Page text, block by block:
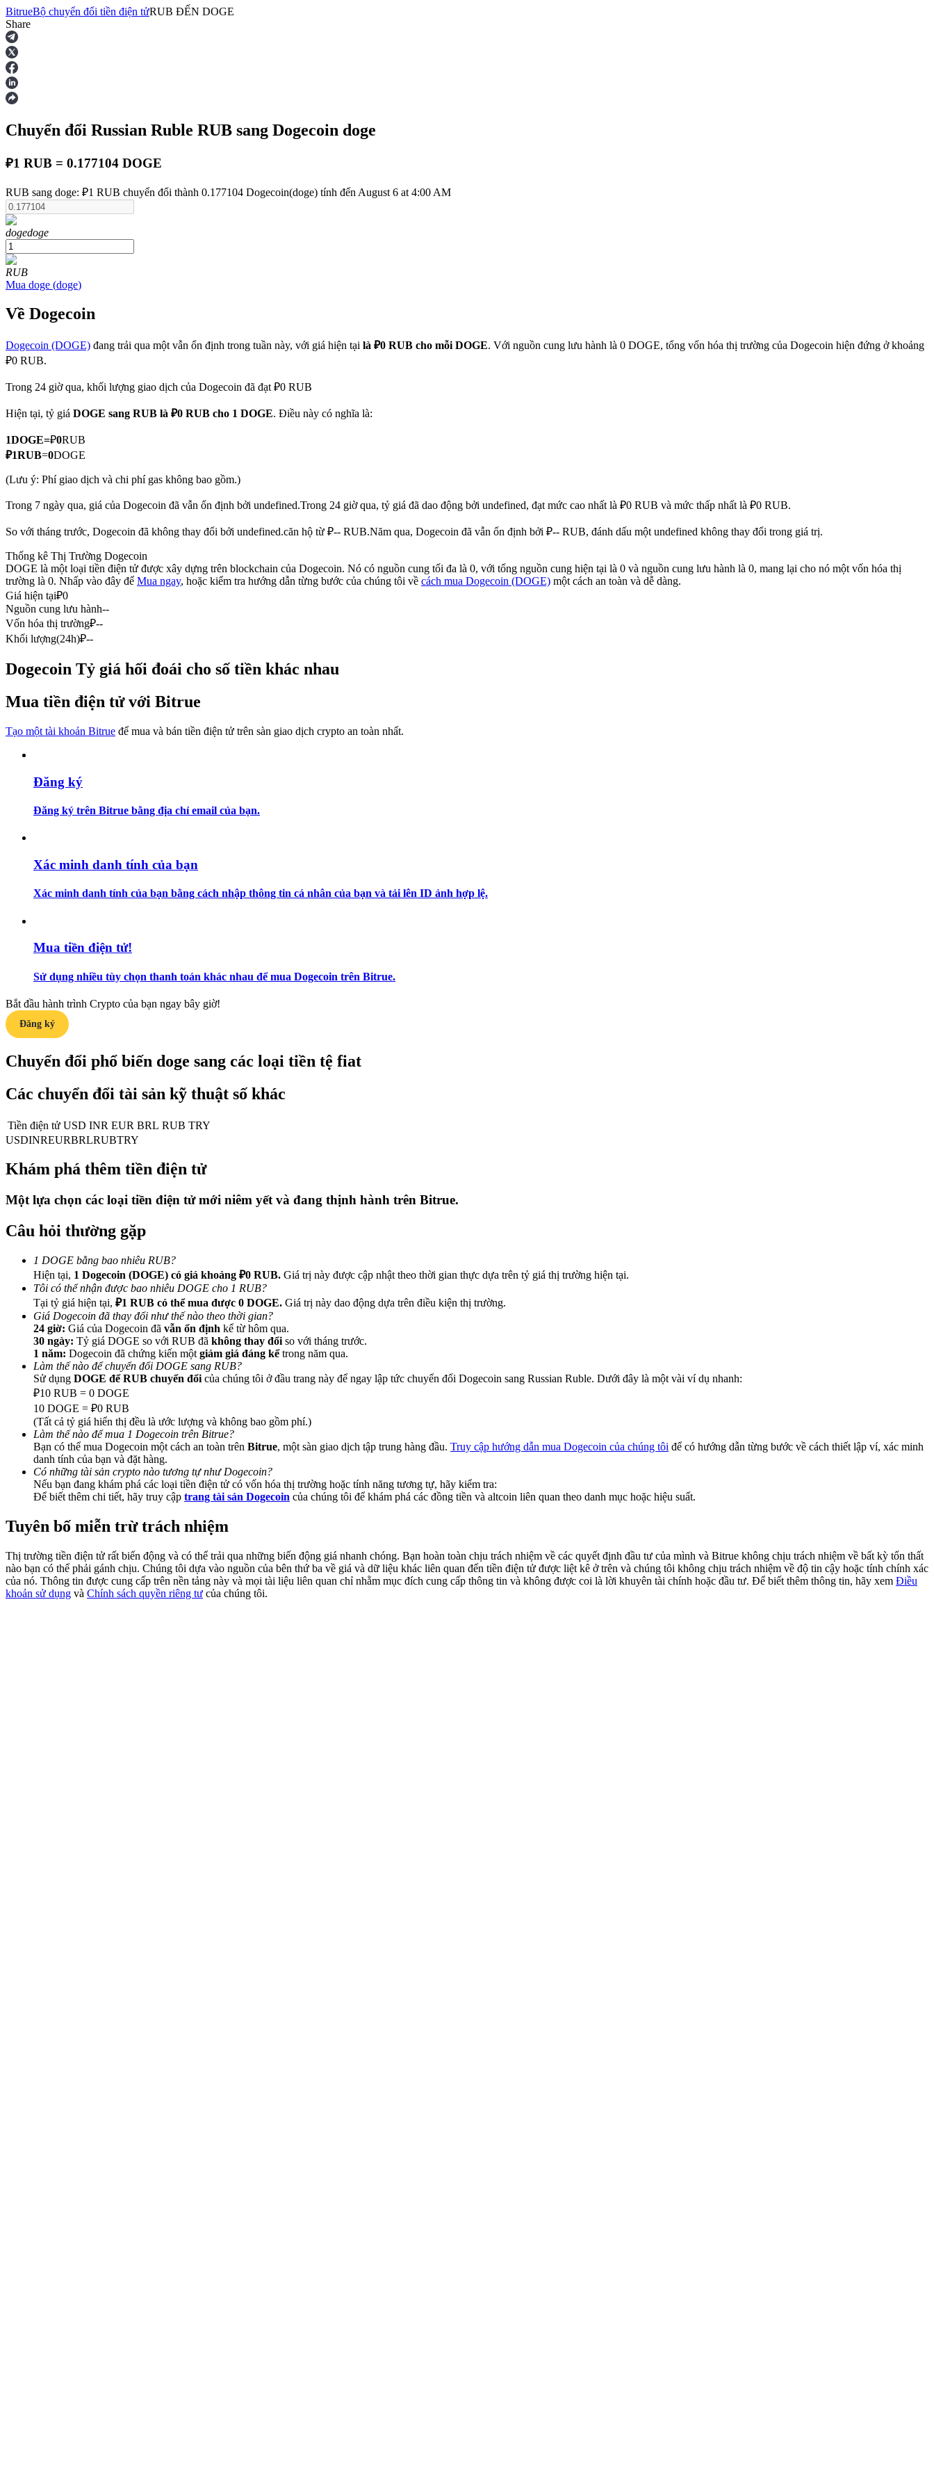
Hợp đồng tương lai
USDT Futures
Futures sử dụng USDT làm tài sản thế chấp
TradFi
Phái sinh cổ phiếu, ngoại hối, kim loại quý và hàng hóa
USDC Futures vĩnh cửu
Futures sử dụng USDC làm tài sản thế chấp
Sao chép Giao dịch
Tham gia cùng các nhà giao dịch hàng đầu
Trở thành Nhà giao dịch Sao chép
Phân tích dữ liệu lớn bao gồm thông tin giao dịch, v.v.
Hướng dẫn
Hướng dẫn giao dịch Spot
Chiến lược giao dịch
Học cách duy trì lợi nhuận
Earn
BitrueBộ chuyển đổi tiền điện tửRUB ĐẾN DOGE
Share
Chuyển đổi Russian Ruble RUB sang Dogecoin doge
₽1 RUB = 0.177104 DOGE
RUB sang doge: ₽1 RUB chuyển đổi thành 0.177104 Dogecoin(doge) tính đến August 6 at 4:00 AM
dogedoge
RUB
Mua doge (doge)
Về Dogecoin
Dogecoin (DOGE) đang trải qua một vẫn ổn định trong tuần này, với giá hiện tại là ₽0 RUB cho mỗi DOGE. Với nguồn cung lưu hành là 0 DOGE, tổng vốn hóa thị trường của Dogecoin hiện đứng ở khoảng
₽0 RUB.
Trong 24 giờ qua, khối lượng giao dịch của Dogecoin đã đạt ₽0 RUB
Hiện tại, tỷ giá DOGE sang RUB là ₽0 RUB cho 1 DOGE. Điều này có nghĩa là:
1DOGE=₽0RUB
₽1RUB=0DOGE
(Lưu ý: Phí giao dịch và chi phí gas không bao gồm.)
Trong 7 ngày qua, giá của Dogecoin đã vẫn ổn định bởi undefined.Trong 24 giờ qua, tỷ giá đã dao động bởi undefined, đạt mức cao nhất là ₽0 RUB và mức thấp nhất là ₽0 RUB.
So với tháng trước, Dogecoin đã không thay đổi bởi undefined.căn hộ từ ₽-- RUB.Năm qua, Dogecoin đã vẫn ổn định bởi ₽-- RUB, đánh dấu một undefined không thay đổi trong giá trị.
Thống kê Thị Trường Dogecoin
DOGE là một loại tiền điện tử được xây dựng trên blockchain của Dogecoin. Nó có nguồn cung tối đa là 0, với tổng nguồn cung hiện tại là 0 và nguồn cung lưu hành là 0, mang lại cho nó một vốn hóa thị
trường là 0. Nhấp vào đây để Mua ngay, hoặc kiểm tra hướng dẫn từng bước của chúng tôi về cách mua Dogecoin (DOGE) một cách an toàn và dễ dàng.
Giá hiện tại₽0
Nguồn cung lưu hành--
Vốn hóa thị trường₽--
Khối lượng(24h)₽--
Dogecoin Tỷ giá hối đoái cho số tiền khác nhau
Mua tiền điện tử với Bitrue
Tạo một tài khoản Bitrue để mua và bán tiền điện tử trên sàn giao dịch crypto an toàn nhất.
Đăng ký
Đăng ký trên Bitrue bằng địa chỉ email của bạn.
Xác minh danh tính của bạn
Xác minh danh tính của bạn bằng cách nhập thông tin cá nhân của bạn và tải lên ID ảnh hợp lệ.
Mua tiền điện tử!
Sử dụng nhiều tùy chọn thanh toán khác nhau để mua Dogecoin trên Bitrue.
Bắt đầu hành trình Crypto của bạn ngay bây giờ!
Đăng ký
Chuyển đổi phổ biến doge sang các loại tiền tệ fiat
Các chuyển đổi tài sản kỹ thuật số khác
Tiền điện tử USD INR EUR BRL RUB TRY
USDINREURBRLRUBTRY
Khám phá thêm tiền điện tử
Một lựa chọn các loại tiền điện tử mới niêm yết và đang thịnh hành trên Bitrue.
Câu hỏi thường gặp
1 DOGE bằng bao nhiêu RUB?
Hiện tại, 1 Dogecoin (DOGE) có giá khoảng ₽0 RUB. Giá trị này được cập nhật theo thời gian thực dựa trên tỷ giá thị trường hiện tại.
Tôi có thể nhận được bao nhiêu DOGE cho 1 RUB?
Tại tỷ giá hiện tại, ₽1 RUB có thể mua được 0 DOGE. Giá trị này dao động dựa trên điều kiện thị trường.
Giá Dogecoin đã thay đổi như thế nào theo thời gian?
24 giờ: Giá của Dogecoin đã vẫn ổn định kể từ hôm qua.
30 ngày: Tỷ giá DOGE so với RUB đã không thay đổi so với tháng trước.
1 năm: Dogecoin đã chứng kiến một giảm giá đáng kểtrong năm qua.
Làm thế nào để chuyển đổi DOGE sang RUB?
Sử dụng DOGE để RUB chuyển đổi của chúng tôi ở đầu trang này để ngay lập tức chuyển đổi Dogecoin sang Russian Ruble. Dưới đây là một vài ví dụ nhanh:
₽10 RUB = 0 DOGE
10 DOGE = ₽0 RUB
(Tất cả tỷ giá hiển thị đều là ước lượng và không bao gồm phí.)
Làm thế nào để mua 1 Dogecoin trên Bitrue?
Bạn có thể mua Dogecoin một cách an toàn trên Bitrue, một sàn giao dịch tập trung hàng đầu. Truy cập hướng dẫn mua Dogecoin của chúng tôi để có hướng dẫn từng bước về cách thiết lập ví, xác minh
danh tính của bạn và đặt hàng.
Có những tài sản crypto nào tương tự như Dogecoin?
Nếu bạn đang khám phá các loại tiền điện tử có vốn hóa thị trường hoặc tính năng tương tự, hãy kiểm tra:
Để biết thêm chi tiết, hãy truy cập trang tài sản Dogecoin của chúng tôi để khám phá các đồng tiền và altcoin liên quan theo danh mục hoặc hiệu suất.
Tuyên bố miễn trừ trách nhiệm
Thị trường tiền điện tử rất biến động và có thể trải qua những biến động giá nhanh chóng. Bạn hoàn toàn chịu trách nhiệm về các quyết định đầu tư của mình và Bitrue không chịu trách nhiệm về bất kỳ tổn thất
nào bạn có thể phải gánh chịu. Chúng tôi dựa vào nguồn của bên thứ ba về giá và dữ liệu khác liên quan đến tiền điện tử được liệt kê ở trên và chúng tôi không chịu trách nhiệm về độ tin cậy hoặc tính chính xác
của nó. Thông tin được cung cấp trên nền tảng này và mọi tài liệu liên quan chỉ nhằm mục đích cung cấp thông tin và không được coi là lời khuyên tài chính hoặc đầu tư. Để biết thêm thông tin, hãy xem Điều
khoản sử dụng và Chính sách quyền riêng tư của chúng tôi.